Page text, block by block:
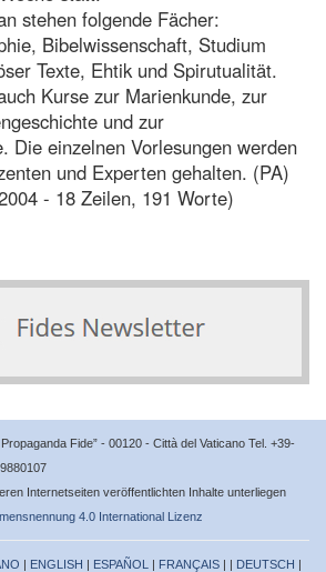
stehen folgende Fächer:
Bibelwissenschaft, Studium
Texte, Ehtik und Spirutualität.
Kurse zur Marienkunde, zur
und zur
Die einzelnen Vorlesungen werden
und Experten gehalten. (PA)
- 18 Zeilen, 191 Worte)
Fide” - 00120 - Città del Vaticano Tel. +39-
Internetseiten veröffentlichten Inhalte unterliegen
4.0 International Lizenz
| ENGLISH | ESPAÑOL | FRANÇAIS | | DEUTSCH |